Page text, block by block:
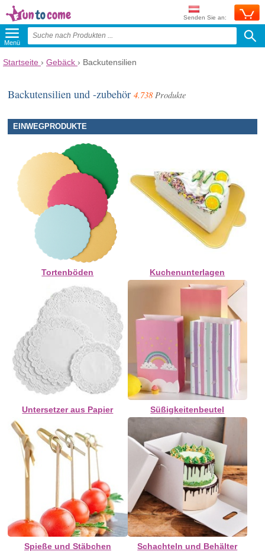
Senden Sie an:
Menü
Startseite › Gebäck › Backutensilien
Backutensilien und -zubehör4.738 Produkte
EINWEGPRODUKTE
Tortenböden Kuchenunterlagen
Untersetzer aus Papier Süßigkeitenbeutel
Spieße und Stäbchen Schachteln und Behälter